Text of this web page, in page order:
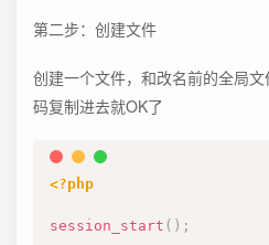
第二步：创建文件
创建一个文件，和改名前的全局
码复制进去就OK了
<?php
session_start ( ) ;